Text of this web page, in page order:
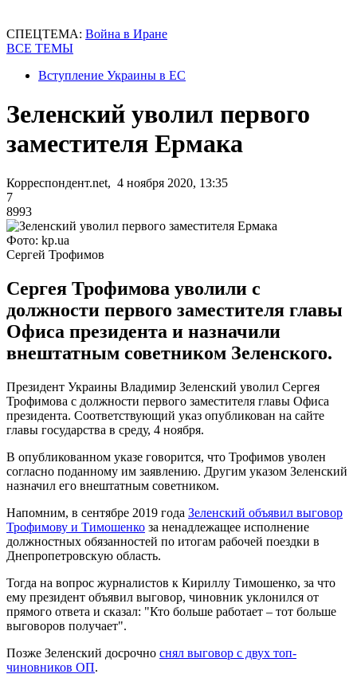
СПЕЦТЕМА: Война в Иране
ВСЕ ТЕМЫ
Вступление Украины в ЕС
Зеленский уволил первого
заместителя Ермака
Корреспондент.net, 4 ноября 2020, 13:35
7
8993
Фото: kp.ua
Сергей Трофимов
Сергея Трофимова уволили с
должности первого заместителя главы
Офиса президента и назначили
внештатным советником Зеленского.
Президент Украины Владимир Зеленский уволил Сергея
Трофимова с должности первого заместителя главы Офиса
президента. Соответствующий указ опубликован на сайте
главы государства в среду, 4 ноября.
В опубликованном указе говорится, что Трофимов уволен
согласно поданному им заявлению. Другим указом Зеленский
назначил его внештатным советником.
Напомним, в сентябре 2019 года Зеленский объявил выговор
Трофимову и Тимошенко за ненадлежащее исполнение
должностных обязанностей по итогам рабочей поездки в
Днепропетровскую область.
Тогда на вопрос журналистов к Кириллу Тимошенко, за что
ему президент объявил выговор, чиновник уклонился от
прямого ответа и сказал: "Кто больше работает – тот больше
выговоров получает".
Позже Зеленский досрочно снял выговор с двух топ-
чиновников ОП.